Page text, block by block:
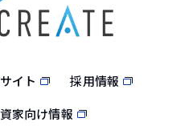
イト
採用情報
家向け情報